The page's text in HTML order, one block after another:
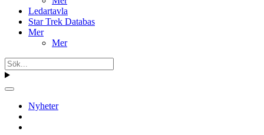
Ledartavla
Star Trek Databas
Mer
Mer
Nyheter